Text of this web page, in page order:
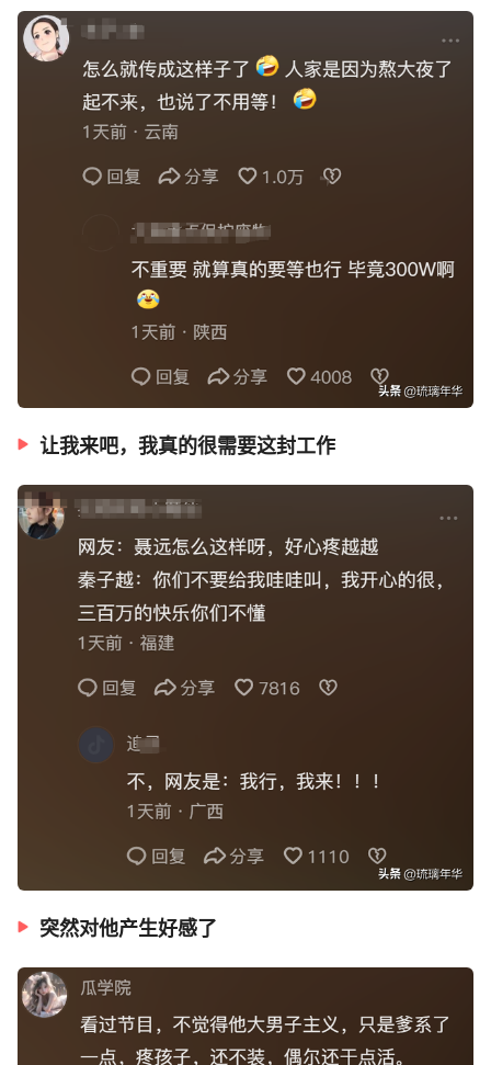
让我来吧，我真的很需要这封工作
突然对他产生好感了